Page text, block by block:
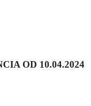
OD 10.04.2024